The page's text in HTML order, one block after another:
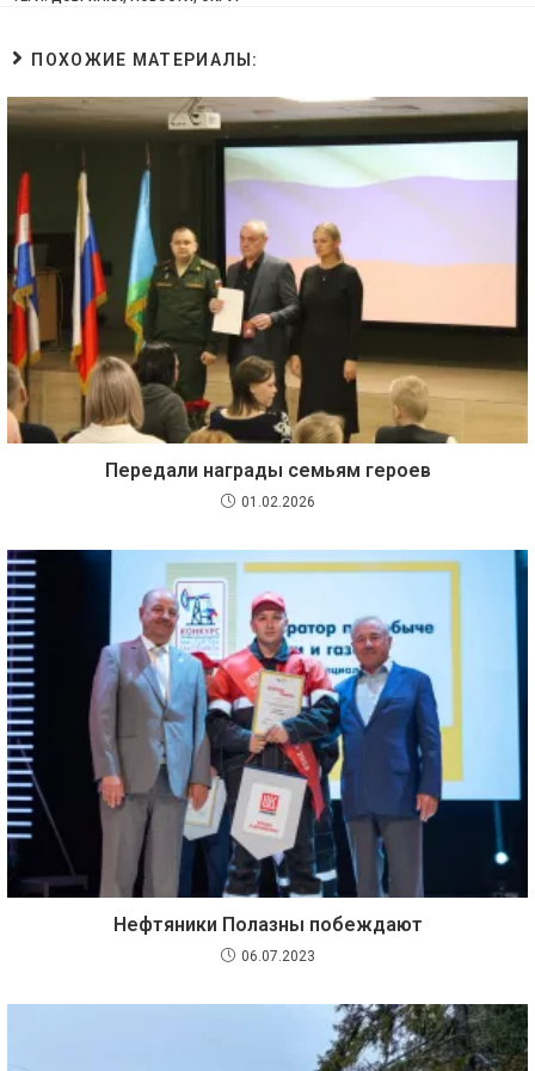
ПОХОЖИЕ МАТЕРИАЛЫ:
Передали награды семьям героев
01.02.2026
Нефтяники Полазны побеждают
06.07.2023